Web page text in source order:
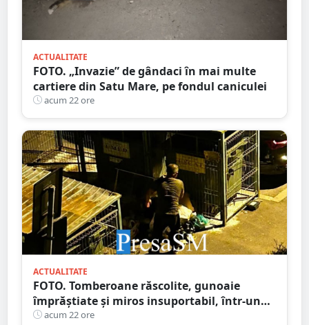
ACTUALITATE
FOTO. „Invazie” de gândaci în mai multe
cartiere din Satu Mare, pe fondul caniculei
acum 22 ore
ACTUALITATE
FOTO. Tomberoane răscolite, gunoaie
împrăștiate și miros insuportabil, într-un
cartier al Sătmarului
acum 22 ore